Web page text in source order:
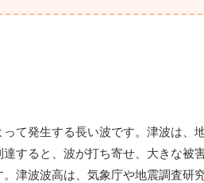
て発生する長い波です。津波は、
すると、波が打ち寄せ、大きな被
津波波高は、気象庁や地震調査研